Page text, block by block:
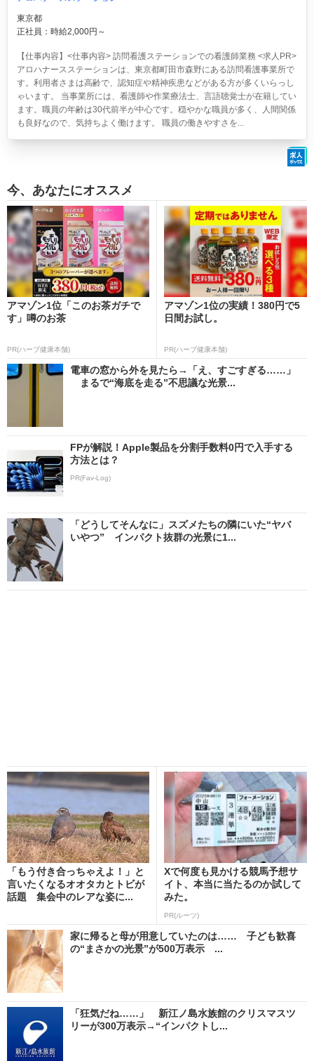
東京都
正社員：時給2,000円～
【仕事内容】<仕事内容> 訪問看護ステーションでの看護師業務 <求人PR>
アロハナースステーションは、東京都町田市森野にある訪問看護事業所で
す。利用者さまは高齢で、認知症や精神疾患などがある方が多くいらっし
ゃいます。 当事業所には、看護師や作業療法士、言語聴覚士が在籍してい
ます。職員の年齢は30代前半が中心です。穏やかな職員が多く、人間関係
も良好なので、気持ちよく働けます。 職員の働きやすさを...
今、あなたにオススメ
アマゾン1位「このお茶ガチで
す」噂のお茶
PR(ハーブ健康本舗)
アマゾン1位の実績！380円で5
日間お試し。
PR(ハーブ健康本舗)
電車の窓から外を見たら→「え、すごすぎる……」
まるで“海底を走る”不思議な光景...
FPが解説！Apple製品を分割手数料0円で入手する
方法とは？
PR(Fav-Log)
「どうしてそんなに」スズメたちの隣にいた“ヤバ
いやつ” インパクト抜群の光景に1...
「もう付き合っちゃえよ！」と
言いたくなるオオタカとトビが
話題 集会中のレアな姿に...
Xで何度も見かける競馬予想サ
イト、本当に当たるのか試して
みた。
PR(ルーツ)
家に帰ると母が用意していたのは…… 子ども歓喜
の“まさかの光景”が500万表示 ...
「狂気だね……」 新江ノ島水族館のクリスマスツ
リーが300万表示→“インパクトし...